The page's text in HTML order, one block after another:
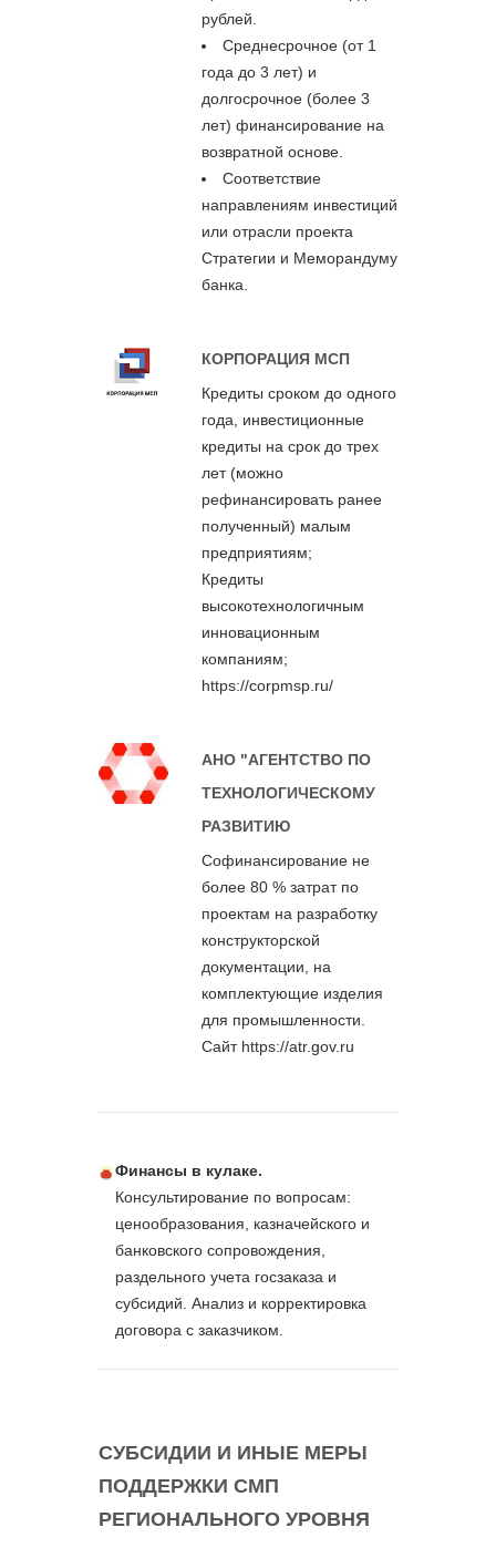
рублей.
Среднесрочное (от 1
года до 3 лет) и
долгосрочное (более 3
лет) финансирование на
возвратной основе.
Соответствие
направлениям инвестиций
или отрасли проекта
Стратегии и Меморандуму
банка.
КОРПОРАЦИЯ МСП
Кредиты сроком до одного
года, инвестиционные
кредиты на срок до трех
лет (можно
рефинансировать ранее
полученный) малым
предприятиям;
Кредиты
высокотехнологичным
инновационным
компаниям;
https://corpmsp.ru/
АНО "АГЕНТСТВО ПО
ТЕХНОЛОГИЧЕСКОМУ
РАЗВИТИЮ
Cофинансирование не
более 80 % затрат по
проектам на разработку
конструкторской
документации, на
комплектующие изделия
для промышленности.
Сайт https://atr.gov.ru
Финансы в кулаке.
Консультирование по вопросам:
ценообразования, казначейского и
банковского сопровождения,
раздельного учета госзаказа и
субсидий. Анализ и корректировка
договора с заказчиком.
СУБСИДИИ И ИНЫЕ МЕРЫ
ПОДДЕРЖКИ СМП
РЕГИОНАЛЬНОГО УРОВНЯ